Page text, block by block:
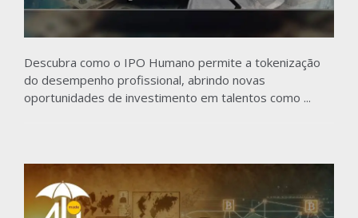
Descubra como o IPO Humano permite a tokenização
do desempenho profissional, abrindo novas
oportunidades de investimento em talentos como ...